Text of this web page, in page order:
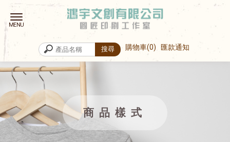
購物車 0 匯款通知
商品樣式